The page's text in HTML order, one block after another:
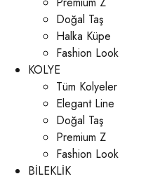
Doğal Taş
Halka Küpe
Fashion Look
KOLYE
Tüm Kolyeler
Elegant Line
Doğal Taş
Premium Z
Fashion Look
BİLEKLİK